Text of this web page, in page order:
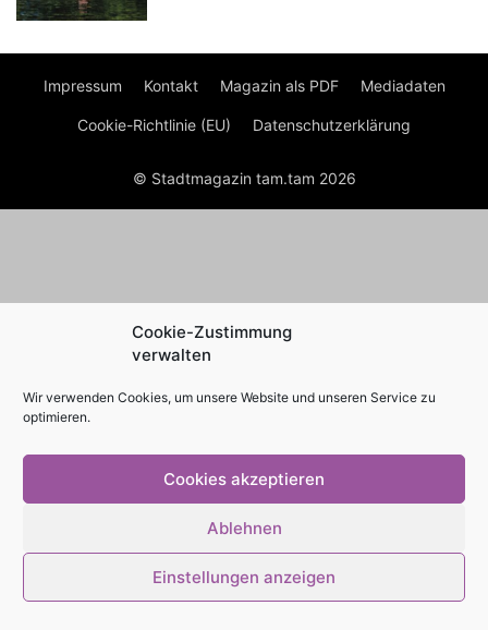
Cookie-Zustimmung
verwalten
Wir verwenden Cookies, um unsere Website und unseren Service zu
optimieren.
Cookies akzeptieren
Ablehnen
Einstellungen anzeigen
Impressum Kontakt Magazin als PDF Mediadaten
Cookie-Richtlinie (EU) Datenschutzerklärung
© Stadtmagazin tam.tam 2026